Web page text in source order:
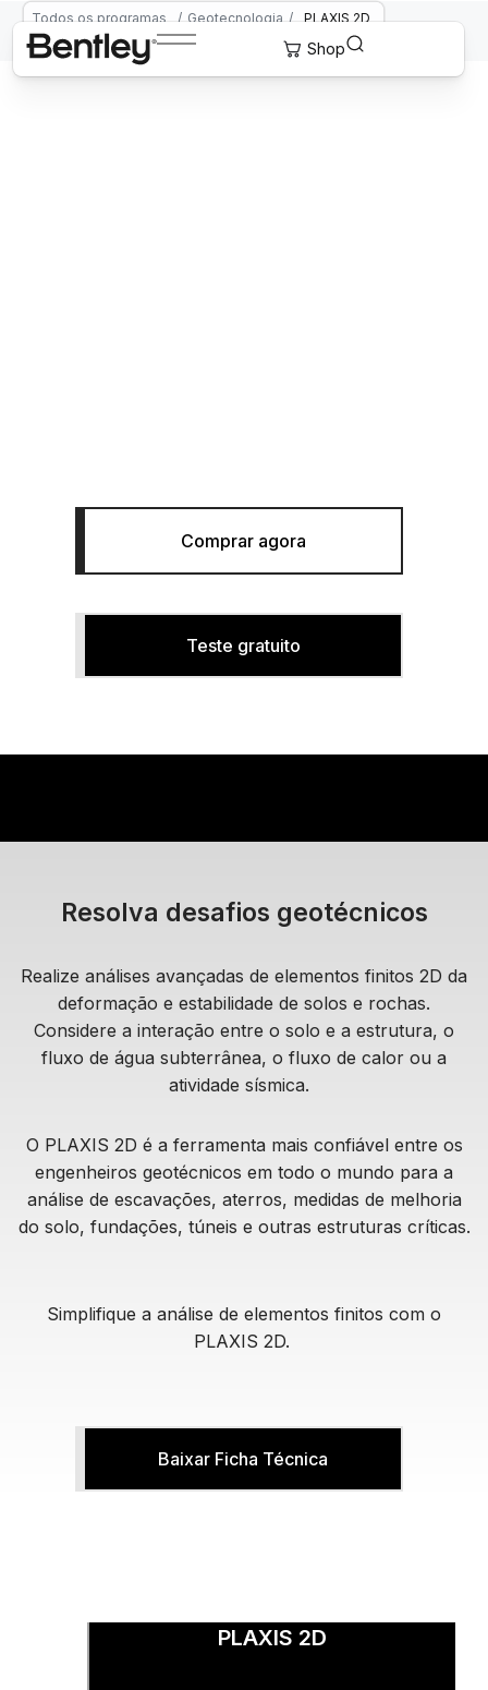
Todos os programas / Geotecnologia / PLAXIS 2D
Comprar agora
Teste gratuito
Resolva desafios geotécnicos
Realize análises avançadas de elementos finitos 2D da
deformação e estabilidade de solos e rochas.
Considere a interação entre o solo e a estrutura, o
fluxo de água subterrânea, o fluxo de calor ou a
atividade sísmica.
O PLAXIS 2D é a ferramenta mais confiável entre os
engenheiros geotécnicos em todo o mundo para a
análise de escavações, aterros, medidas de melhoria
do solo, fundações, túneis e outras estruturas críticas.
Simplifique a análise de elementos finitos com o
PLAXIS 2D.
Baixar Ficha Técnica
PLAXIS 2D